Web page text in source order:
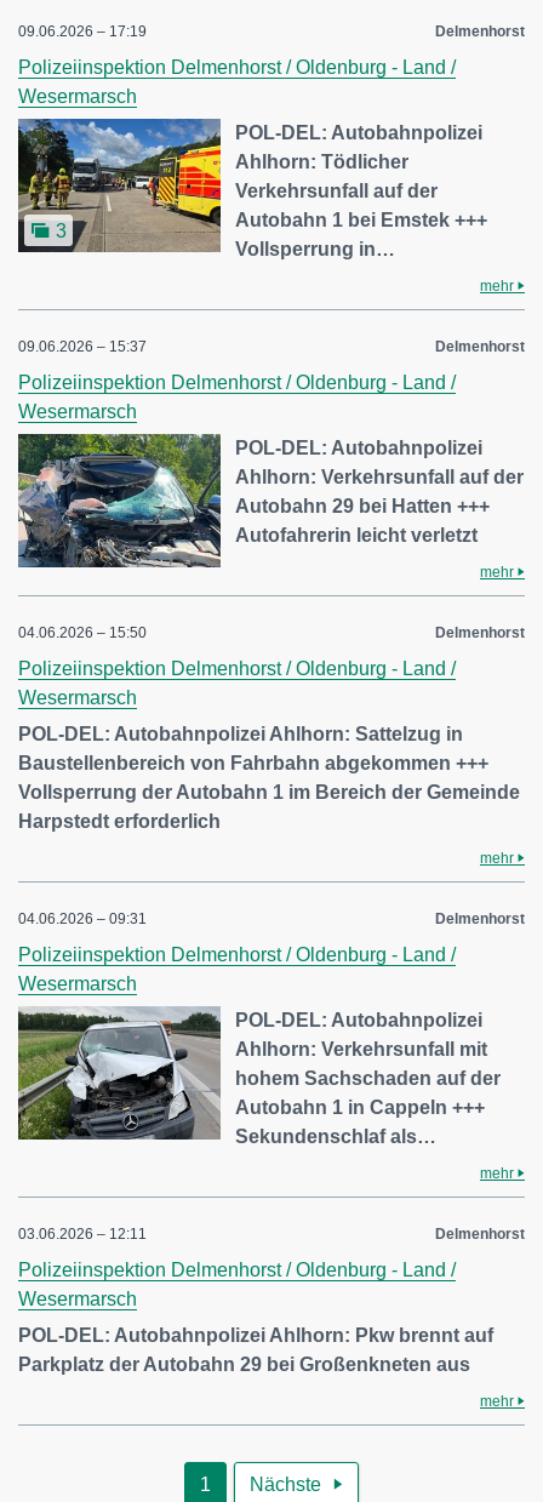
09.06.2026 – 17:19 Delmenhorst
Polizeiinspektion Delmenhorst / Oldenburg - Land /
Wesermarsch
3
POL-DEL: Autobahnpolizei
Ahlhorn: Tödlicher
Verkehrsunfall auf der
Autobahn 1 bei Emstek +++
Vollsperrung in…
mehr
09.06.2026 – 15:37 Delmenhorst
Polizeiinspektion Delmenhorst / Oldenburg - Land /
Wesermarsch
POL-DEL: Autobahnpolizei
Ahlhorn: Verkehrsunfall auf der
Autobahn 29 bei Hatten +++
Autofahrerin leicht verletzt
mehr
04.06.2026 – 15:50 Delmenhorst
Polizeiinspektion Delmenhorst / Oldenburg - Land /
Wesermarsch
POL-DEL: Autobahnpolizei Ahlhorn: Sattelzug in
Baustellenbereich von Fahrbahn abgekommen +++
Vollsperrung der Autobahn 1 im Bereich der Gemeinde
Harpstedt erforderlich
mehr
04.06.2026 – 09:31 Delmenhorst
Polizeiinspektion Delmenhorst / Oldenburg - Land /
Wesermarsch
POL-DEL: Autobahnpolizei
Ahlhorn: Verkehrsunfall mit
hohem Sachschaden auf der
Autobahn 1 in Cappeln +++
Sekundenschlaf als…
mehr
03.06.2026 – 12:11 Delmenhorst
Polizeiinspektion Delmenhorst / Oldenburg - Land /
Wesermarsch
POL-DEL: Autobahnpolizei Ahlhorn: Pkw brennt auf
Parkplatz der Autobahn 29 bei Großenkneten aus
mehr
1 Nächste 